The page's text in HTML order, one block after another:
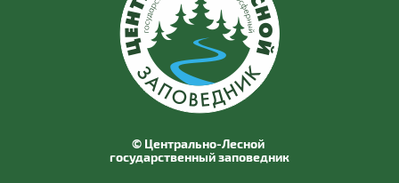
© Центрально-Лесной
государственный заповедник